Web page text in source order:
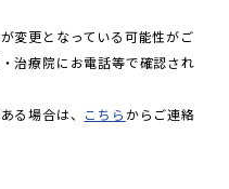
変更となっている可能性がご
治療院にお電話等で確認され
る場合は、 こちら からご連絡